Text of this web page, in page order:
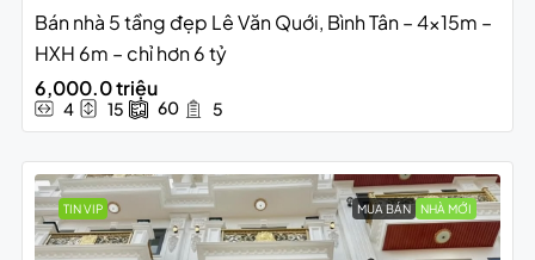
Bán nhà 5 tầng đẹp Lê Văn Quới, Bình Tân – 4x15m –
HXH 6m – chỉ hơn 6 tỷ
6,000.0 triệu
4 15 60 5
TIN VIP MUA BÁN NHÀ MỚI